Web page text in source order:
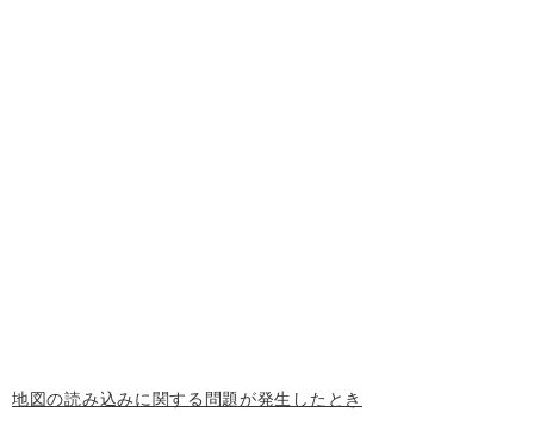
地図の読み込みに関する問題が発生したとき